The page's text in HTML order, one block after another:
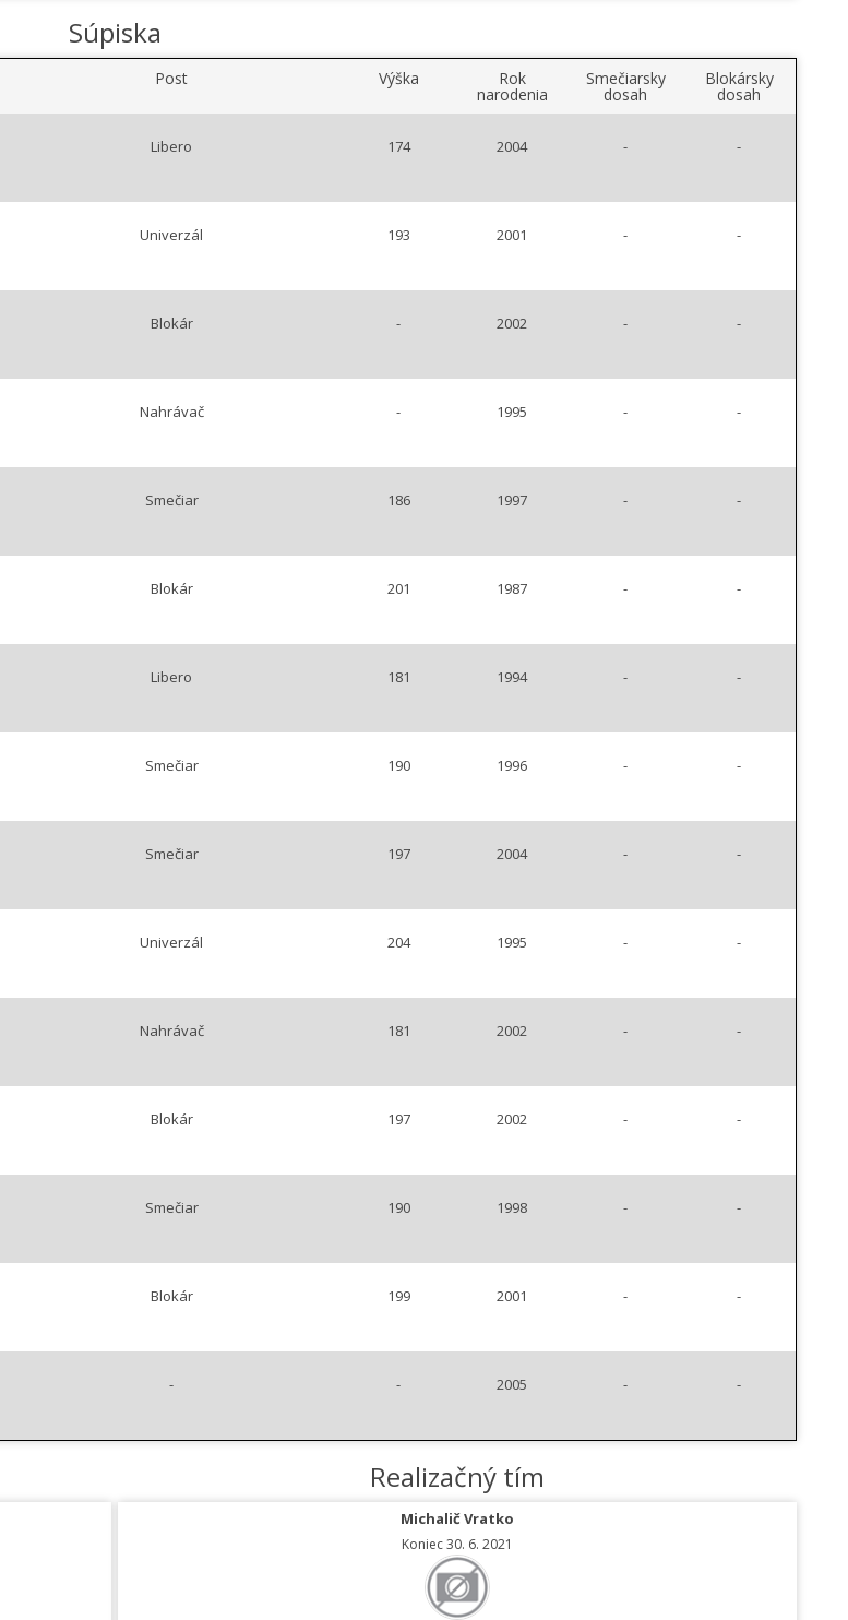
Súpiska
Post Výška Rok
narodenia
Smečiarsky
dosah
Blokársky
dosah
Libero 174 2004 - -
Univerzál 193 2001 - -
Blokár - 2002 - -
Nahrávač - 1995 - -
Smečiar 186 1997 - -
Blokár 201 1987 - -
Libero 181 1994 - -
Smečiar 190 1996 - -
Smečiar 197 2004 - -
Univerzál 204 1995 - -
Nahrávač 181 2002 - -
Blokár 197 2002 - -
Smečiar 190 1998 - -
Blokár 199 2001 - -
- - 2005 - -
Realizačný tím
Michalič Vratko
Koniec 30. 6. 2021